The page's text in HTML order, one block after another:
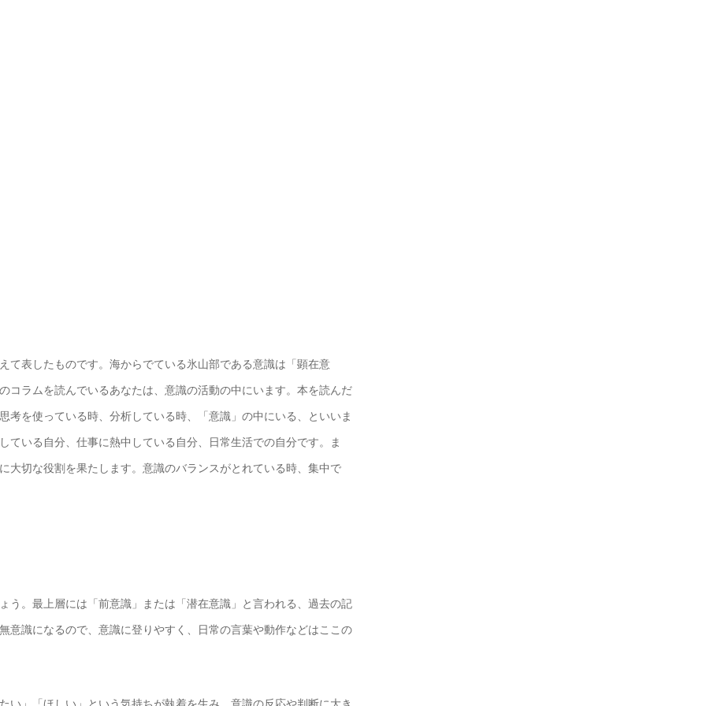
て表したものです。海からでている氷山部である意識は「顕在意
コラムを読んでいるあなたは、意識の活動の中にいます。本を読んだ
考を使っている時、分析している時、「意識」の中にいる、といいま
ている自分、仕事に熱中している自分、日常生活での自分です。ま
大切な役割を果たします。意識のバランスがとれている時、集中で
う。最上層には「前意識」または「潜在意識」と言われる、過去の記
意識になるので、意識に登りやすく、日常の言葉や動作などはここの
い」「ほしい」という気持ちが執着を生み、意識の反応や判断に大き